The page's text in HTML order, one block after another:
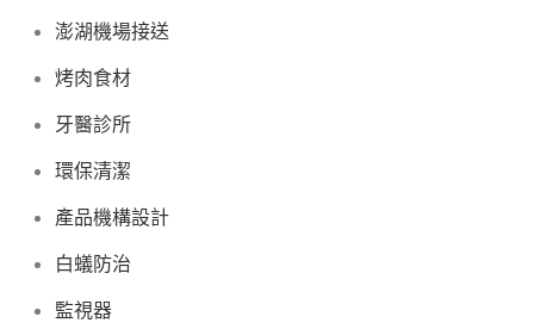
澎湖機場接送
烤肉食材
牙醫診所
環保清潔
產品機構設計
白蟻防治
監視器